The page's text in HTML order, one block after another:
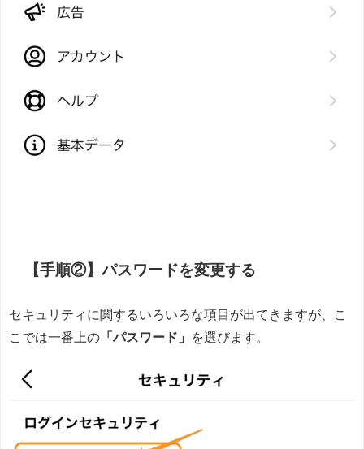
【手順②】パスワードを変更する
セキュリティに関するいろいろな項目が出てきますが、こ
こでは一番上の 「パスワード」 を選びます。